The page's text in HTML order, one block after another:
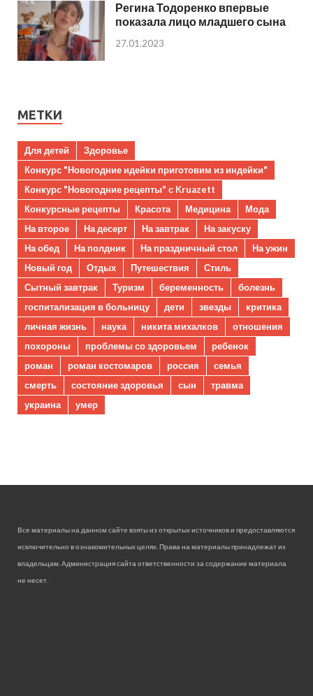
Регина Тодоренко впервые
показала лицо младшего сына
27.01.2023
МЕТКИ
Для детей
Здоровье
Конкурс "Новогодние идейки приготовим из индейки"
Конкурс "Новогодние рецепты" с Kruazett
Конкурсные рецепты
Красота Медицина
Мода
На второе
На десерт На завтрак
На закуску
На обед
На полдник На праздничный стол
На ужин
Новый год
Отдых Путешествия
Стиль
Сытный завтрак
Туризм беременность
болезнь
госпитализация в больницу
дети звезды
критика
личная жизнь
наука никита михалков
отношения
похороны
проблемы со здоровьем
ребенок
роман
роман костомаров россия
семья
смерть
состояние здоровья сын
травма
украина
умер
Все материалы на данном сайте взяты из открытых источников и предоставляются
исключительно в ознакомительных целях. Права на материалы принадлежат их
владельцам. Администрация сайта ответственности за содержание материала
не несет.